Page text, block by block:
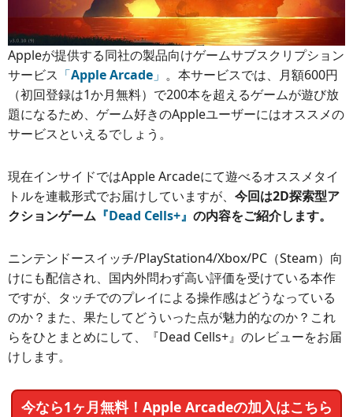
Appleが提供する同社の製品向けゲームサブスクリプション
サービス 「Apple Arcade 」 。本サービスでは、月額600円
（初回登録は1か月無料）で200本を超えるゲームが遊び放
題になるため、ゲーム好きのAppleユーザーにはオススメの
サービスといえるでしょう。
現在インサイドではApple Arcadeにて遊べるオススメタイ
トルを連載形式でお届けしていますが、 今回は2D探索型ア
クションゲーム 『Dead Cells+』 の内容をご紹介します。
ニンテンドースイッチ/PlayStation4/Xbox/PC（Steam）向
けにも配信され、国内外問わず高い評価を受けている本作
ですが、タッチでのプレイによる操作感はどうなっている
のか？また、果たしてどういった点が魅力的なのか？これ
らをひとまとめにして、『Dead Cells+』のレビューをお届
けします。
今なら1ヶ月無料！Apple Arcadeの加入はこちら